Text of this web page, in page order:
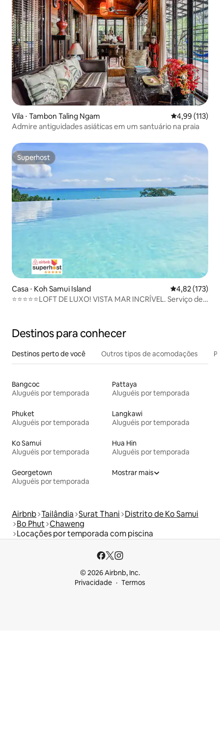
Vila ⋅ Tambon Taling Ngam 4,99 de uma
4,99 (113)
Admire antiguidades asiáticas em um santuário na praia
Superhost
Superhost
Casa ⋅ Koh Samui Island 4,82 de uma
4,82 (173)
⭐⭐⭐⭐⭐LOFT DE LUXO! VISTA MAR INCRÍVEL. Serviço de
Destinos para conhecer
Destinos perto de você Outros tipos de acomodações
Bangcoc
Aluguéis por temporada
Pattaya
Aluguéis por temporada
Phuket
Aluguéis por temporada
Langkawi
Aluguéis por temporada
Ko Samui
Aluguéis por temporada
Hua Hin
Aluguéis por temporada
Georgetown
Aluguéis por temporada
Mostrar mais
Airbnb Tailândia Surat Thani Distrito de Ko Samui
Bo Phut Chaweng
Locações por temporada com piscina
© 2026 Airbnb, Inc.
Privacidade
Termos